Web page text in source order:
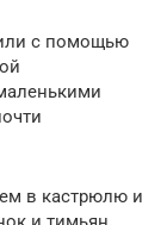
с помощью
в кастрюлю и